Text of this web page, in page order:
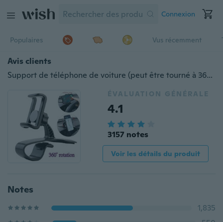
Connexion
Populaires Vus récemment
Avis clients
Support de téléphone de voiture (peut être tourné à 360°)
ÉVALUATION GÉNÉRALE
4.1
3157 notes
Voir les détails du produit
Notes
1,835